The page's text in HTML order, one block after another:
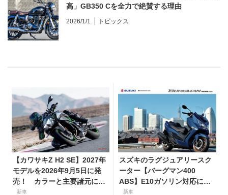
高」GB350 Cを全力で絶賛する理由
2026/1/1 トピックス
【カワサキZ H2 SE】2027年
モデルを2026年9月5日に発
売！ カラーと主要諸元に変
更はなく、価格は据え置きの
新車
スズキのラグジュアリースク
ーター【バーグマン400
ABS】E10ガソリン対応に仕
様変更して発売。価格は据え
新車